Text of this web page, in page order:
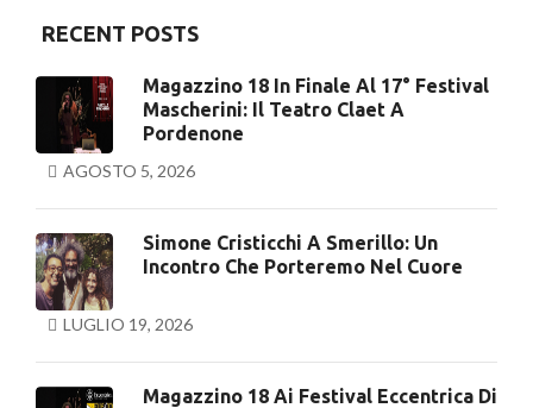
RECENT POSTS
Magazzino 18 In Finale Al 17° Festival
Mascherini: Il Teatro Claet A
Pordenone
AGOSTO 5, 2026
Simone Cristicchi A Smerillo: Un
Incontro Che Porteremo Nel Cuore
LUGLIO 19, 2026
Magazzino 18 Ai Festival Eccentrica Di